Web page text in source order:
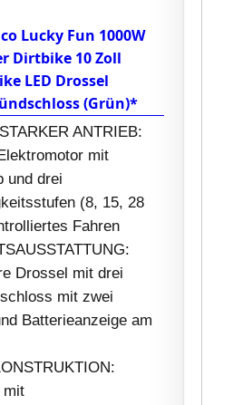
Lucky Fun 1000W
Dirtbike 10 Zoll
LED Drossel
(Grün)*
ANTRIEB:
mit
und drei
(8, 15, 28
Fahren
Drossel mit drei
mit zwei
Batterieanzeige am
mit